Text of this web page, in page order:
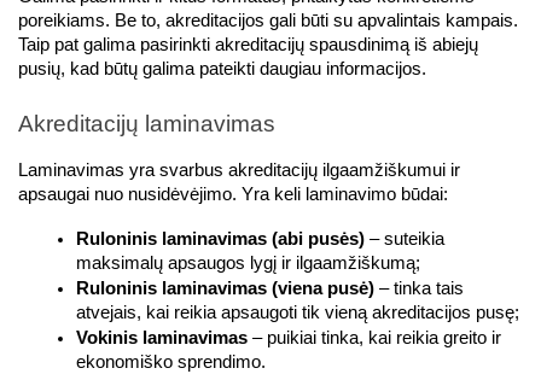
poreikiams. Be to, akreditacijos gali būti su apvalintais kampais.
Taip pat galima pasirinkti akreditacijų spausdinimą iš abiejų
pusių, kad būtų galima pateikti daugiau informacijos.
Akreditacijų laminavimas
Laminavimas yra svarbus akreditacijų ilgaamžiškumui ir
apsaugai nuo nusidėvėjimo. Yra keli laminavimo būdai:
Ruloninis laminavimas (abi pusės) – suteikia
maksimalų apsaugos lygį ir ilgaamžiškumą;
Ruloninis laminavimas (viena pusė) – tinka tais
atvejais, kai reikia apsaugoti tik vieną akreditacijos pusę;
Vokinis laminavimas – puikiai tinka, kai reikia greito ir
ekonomiško sprendimo.